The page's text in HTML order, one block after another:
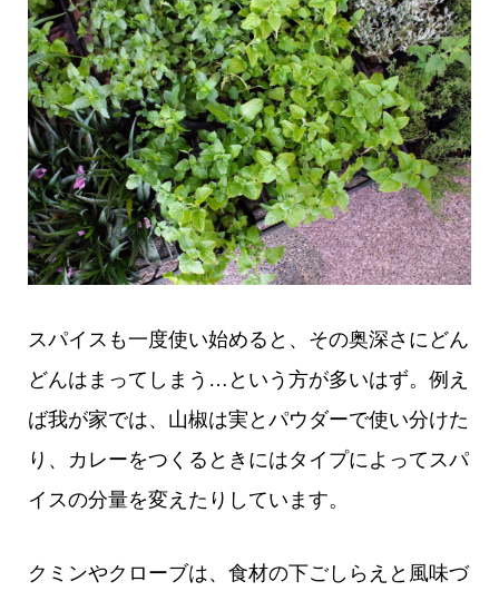
スパイスも一度使い始めると、その奥深さにどん
どんはまってしまう…という方が多いはず。例え
ば我が家では、山椒は実とパウダーで使い分けた
り、カレーをつくるときにはタイプによってスパ
イスの分量を変えたりしています。
クミンやクローブは、食材の下ごしらえと風味づ